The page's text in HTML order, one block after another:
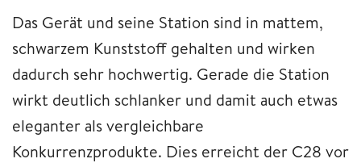
Das Gerät und seine Station sind in mattem,
schwarzem Kunststoff gehalten und wirken
dadurch sehr hochwertig. Gerade die Station
wirkt deutlich schlanker und damit auch etwas
eleganter als vergleichbare
Konkurrenzprodukte. Dies erreicht der C28 vor